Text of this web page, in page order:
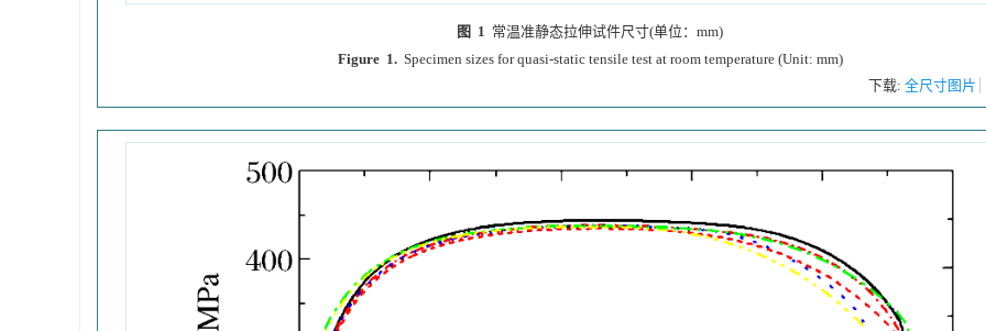
图 1 常温准静态拉伸试件尺寸(单位：mm)
Figure 1. Specimen sizes for quasi-static tensile test at room temperature (Unit: mm)
下载: 全尺寸图片